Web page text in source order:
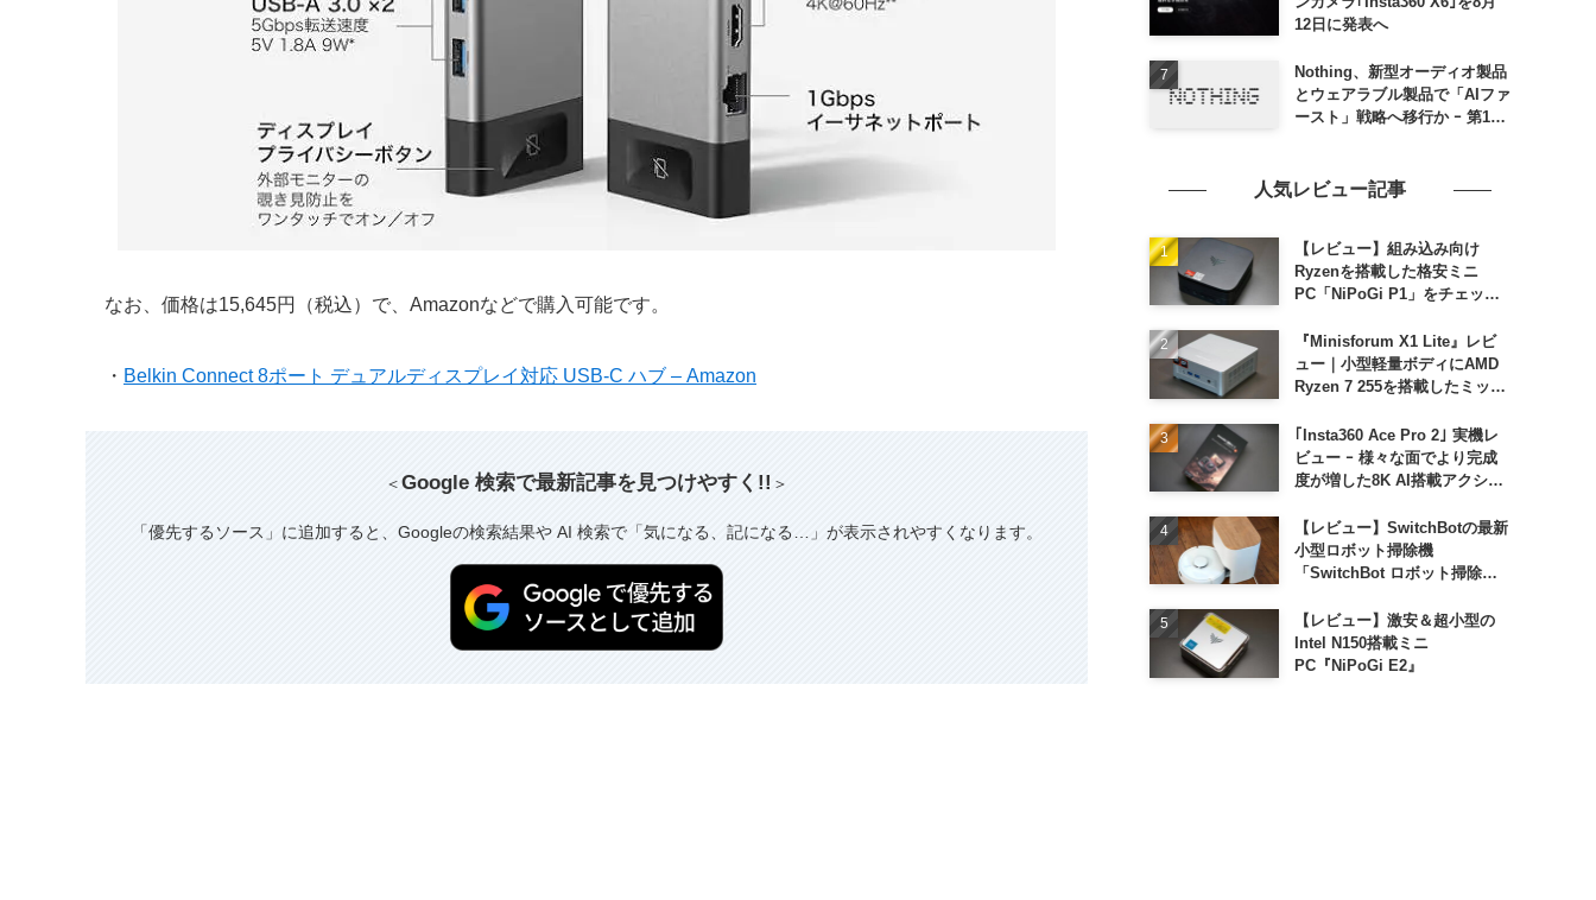
なお、価格は15,645円（税込）で、Amazonなどで購入可能です。
・ Belkin Connect 8ポート デュアルディスプレイ対応 USB-C ハブ – Amazon
＜Google 検索で最新記事を見つけやすく!! ＞
「優先するソース」に追加すると、Googleの検索結果や AI 検索で「気になる、記になる…」が表示されやすくなります。
12日に発表へ
Nothing、新型オーディオ製品
とウェアラブル製品で「AIファ
ースト」戦略へ移行か ｰ 第1弾
人気レビュー記事
【レビュー】組み込み向け
Ryzenを搭載した格安ミニ
PC「NiPoGi P1」をチェック
高性能
『Minisforum X1 Lite』レビ
ュー｜小型軽量ボディにAMD
Ryzen 7 255を搭載したミッド
｢Insta360 Ace Pro 2｣ 実機レ
ビュー ｰ 様々な面でより完成
度が増した8K AI搭載アクショ
【レビュー】SwitchBotの最新
小型ロボット掃除機
「SwitchBot ロボット掃除機
【レビュー】激安＆超小型の
Intel N150搭載ミニ
PC『NiPoGi E2』